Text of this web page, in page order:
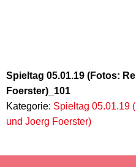
Spieltag 05.01.19 (Fotos:
Foerster)_101
Kategorie: Spieltag 05.01.19
und Joerg Foerster)